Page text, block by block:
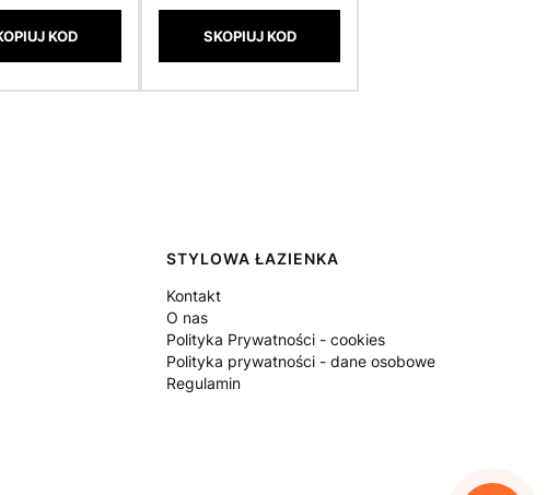
KOD SKOPIUJ KOD
STYLOWA ŁAZIENKA
Kontakt
O nas
Polityka Prywatności - cookies
Polityka prywatności - dane osobowe
Regulamin